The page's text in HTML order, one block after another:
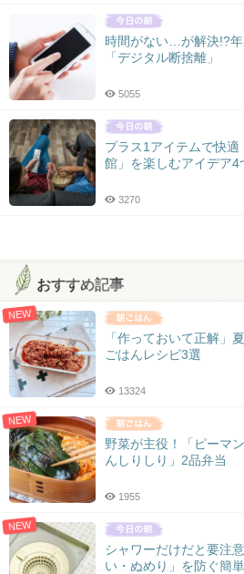
時間がない…が解決!?
「デジタル断捨離」
5055
プラス1アイテムで快
館」を楽しむアイデア4
3270
おすすめ記事
NEW
「作っておいて正解」
ごはんレシピ3選
13324
NEW
野菜が主役！「ピーマ
んしりしり」2品弁当
1955
NEW
シャワーだけだと要注
い・ぬめり」を防ぐ簡